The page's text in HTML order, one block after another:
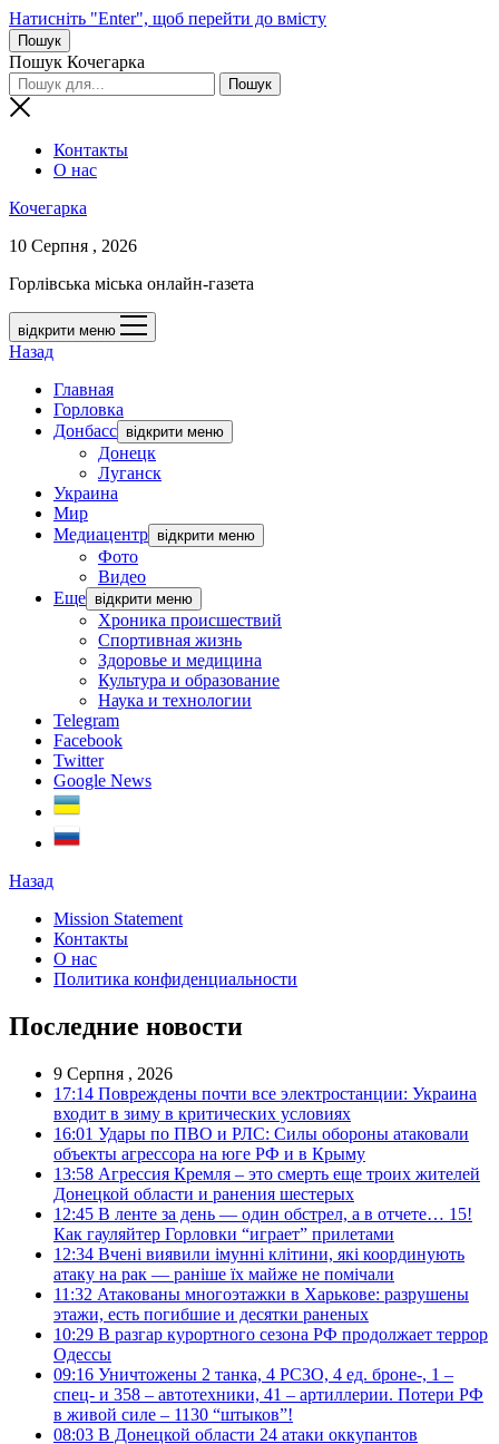
Натисніть "Enter", щоб перейти до вмісту
Пошук
Пошук Кочегарка
Контакты
О нас
Кочегарка
10 Серпня , 2026
Горлівська міська онлайн-газета
відкрити меню
Назад
Главная
Горловка
Донбасс відкрити меню
Донецк
Луганск
Украина
Мир
Медиацентр відкрити меню
Фото
Видео
Еще відкрити меню
Хроника происшествий
Спортивная жизнь
Здоровье и медицина
Культура и образование
Наука и технологии
Telegram
Facebook
Twitter
Google News
Назад
Mission Statement
Контакты
О нас
Политика конфиденциальности
Последние новости
9 Серпня , 2026
17:14 Повреждены почти все электростанции: Украина
входит в зиму в критических условиях
16:01 Удары по ПВО и РЛС: Силы обороны атаковали
объекты агрессора на юге РФ и в Крыму
13:58 Агрессия Кремля – это смерть еще троих жителей
Донецкой области и ранения шестерых
12:45 В ленте за день — один обстрел, а в отчете… 15!
Как гауляйтер Горловки “играет” прилетами
12:34 Вчені виявили імунні клітини, які координують
атаку на рак — раніше їх майже не помічали
11:32 Атакованы многоэтажки в Харькове: разрушены
этажи, есть погибшие и десятки раненых
10:29 В разгар курортного сезона РФ продолжает террор
Одессы
09:16 Уничтожены 2 танка, 4 РСЗО, 4 ед. броне-, 1 –
спец- и 358 – автотехники, 41 – артиллерии. Потери РФ
в живой силе – 1130 “штыков”!
08:03 В Донецкой области 24 атаки оккупантов